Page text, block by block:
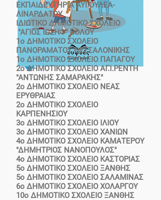
ΕΚΠΑΙΔΕΥΤΗΡΙΑ ΑΥΓΟΥΛΕΑ-
ΛΙΝΑΡΔΑΤΟΥ
ΙΔΙΩΤΙΚΟ ΔΗΜΟΤΙΚΟ ΣΧΟΛΕΙΟ
"ΑΓΙΟΣ ΙΩΣΗΦ" ΒΟΛΟΥ
1o ΔΗΜΟΤΙΚΟ ΣΧΟΛΕΙΟ
ΠΑΝΟΡΑΜΑΤΟΣ ΘΕΣΣΑΛΟΝΙΚΗΣ
1ο ΔΗΜΟΤΙΚΟ ΣΧΟΛΕΙΟ ΠΑΠΑΓΟΥ
2ο ΔΗΜΟΤΙΚΟ ΣΧΟΛΕΙΟ ΑΓ.Ι.ΡΕΝΤΗ
"ΑΝΤΩΝΗΣ ΣΑΜΑΡΑΚΗΣ"
2ο ΔΗΜΟΤΙΚΟ ΣΧΟΛΕΙΟ ΝΕΑΣ
ΕΡΥΘΡΑΙΑΣ
2ο ΔΗΜΟΤΙΚΟ ΣΧΟΛΕΙΟ
ΚΑΡΠΕΝΗΣΙΟΥ
3ο ΔΗΜΟΤΙΚΟ ΣΧΟΛΕΙΟ ΙΛΙΟΥ
3ο ΔΗΜΟΤΙΚΟ ΣΧΟΛΕΙΟ ΧΑΝΙΩΝ
4ο ΔΗΜΟΤΙΚΟ ΣΧΟΛΕΙΟ ΚΑΜΑΤΕΡΟΥ
"ΔΗΜΗΤΡΙΟΣ ΝΑΝΟΠΟΥΛΟΣ"
4ο ΔΗΜΟΤΙΚΟ ΣΧΟΛΕΙΟ ΚΑΣΤΟΡΙΑΣ
5ο ΔΗΜΟΤΙΚΟ ΣΧΟΛΕΙΟ ΞΑΝΘΗΣ
5ο ΔΗΜΟΤΙΚΟ ΣΧΟΛΕΙΟ ΣΑΛΑΜΙΝΑΣ
6ο ΔΗΜΟΤΙΚΟ ΣΧΟΛΕΙΟ ΧΟΛΑΡΓΟΥ
10ο ΔΗΜΟΤΙΚΟ ΣΧΟΛΕΙΟ ΞΑΝΘΗΣ